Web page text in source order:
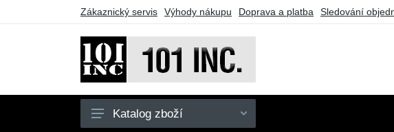
Zákaznický servis Výhody nákupu Doprava a platba Sledování
Katalog zboží